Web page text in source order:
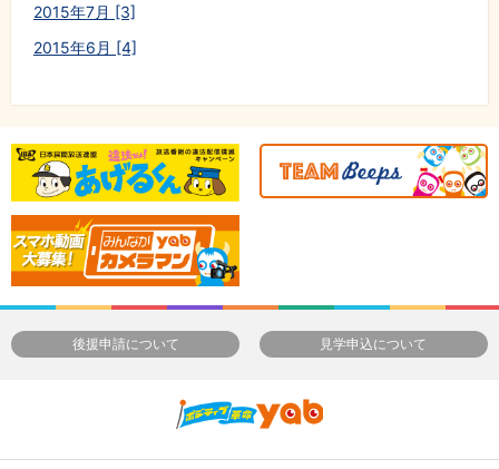
2015年7月 [3]
2015年6月 [4]
後援申請について 見学申込について